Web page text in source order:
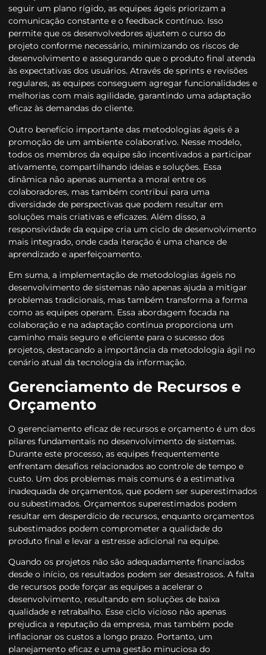
seguir um plano rígido, as equipes ágeis priorizam a
comunicação constante e o feedback contínuo. Isso
permite que os desenvolvedores ajustem o curso do
projeto conforme necessário, minimizando os riscos de
desenvolvimento e assegurando que o produto final atenda
às expectativas dos usuários. Através de sprints e revisões
regulares, as equipes conseguem agregar funcionalidades e
melhorias com mais agilidade, garantindo uma adaptação
eficaz às demandas do cliente.
Outro benefício importante das metodologias ágeis é a
promoção de um ambiente colaborativo. Nesse modelo,
todos os membros da equipe são incentivados a participar
ativamente, compartilhando ideias e soluções. Essa
dinâmica não apenas aumenta a moral entre os
colaboradores, mas também contribui para uma
diversidade de perspectivas que podem resultar em
soluções mais criativas e eficazes. Além disso, a
responsividade da equipe cria um ciclo de desenvolvimento
mais integrado, onde cada iteração é uma chance de
aprendizado e aperfeiçoamento.
Em suma, a implementação de metodologias ágeis no
desenvolvimento de sistemas não apenas ajuda a mitigar
problemas tradicionais, mas também transforma a forma
como as equipes operam. Essa abordagem focada na
colaboração e na adaptação contínua proporciona um
caminho mais seguro e eficiente para o sucesso dos
projetos, destacando a importância da metodologia ágil no
cenário atual da tecnologia da informação.
Gerenciamento de Recursos e
Orçamento
O gerenciamento eficaz de recursos e orçamento é um dos
pilares fundamentais no desenvolvimento de sistemas.
Durante este processo, as equipes frequentemente
enfrentam desafios relacionados ao controle de tempo e
custo. Um dos problemas mais comuns é a estimativa
inadequada de orçamentos, que podem ser superestimados
ou subestimados. Orçamentos superestimados podem
resultar em desperdício de recursos, enquanto orçamentos
subestimados podem comprometer a qualidade do
produto final e levar a estresse adicional na equipe.
Quando os projetos não são adequadamente financiados
desde o início, os resultados podem ser desastrosos. A falta
de recursos pode forçar as equipes a acelerar o
desenvolvimento, resultando em soluções de baixa
qualidade e retrabalho. Esse ciclo vicioso não apenas
prejudica a reputação da empresa, mas também pode
inflacionar os custos a longo prazo. Portanto, um
planejamento eficaz e uma gestão minuciosa do